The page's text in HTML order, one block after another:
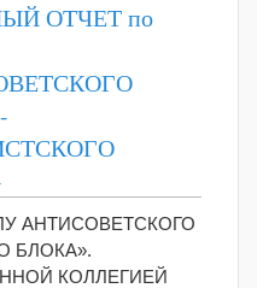
ОТЧЕТ по
АНТИСОВЕТСКОГО
БЛОКА».
КОЛЛЕГИЕЙ